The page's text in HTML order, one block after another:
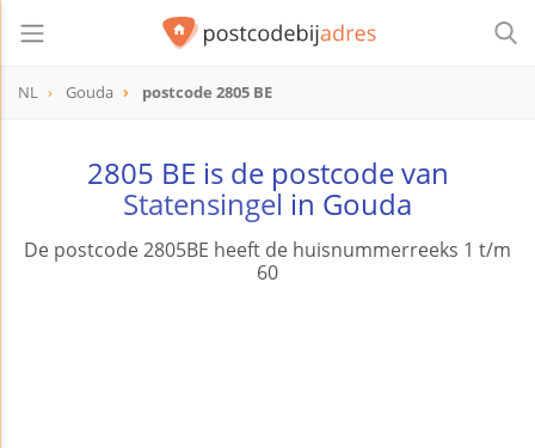
NL Gouda postcode 2805 BE
2805 BE is de postcode van
Statensingel in Gouda
De postcode 2805BE heeft de huisnummerreeks 1 t/m
60